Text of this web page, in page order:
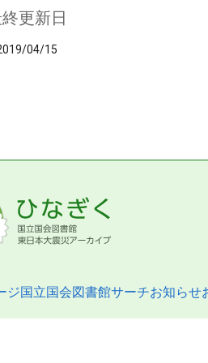
更新日
04/15
ジ国立国会図書館サーチお知らせ